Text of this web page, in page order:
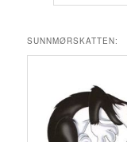
SUNNMØRSKATTEN: